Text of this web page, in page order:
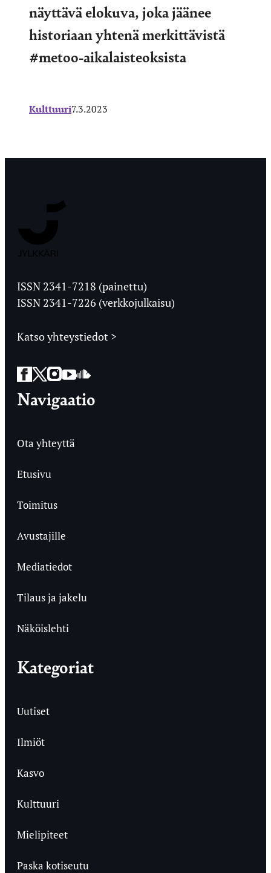
näyttävä elokuva, joka jäänee
historiaan yhtenä merkittävistä
#metoo-aikalaisteoksista
Kulttuuri7.3.2023
Ylioppilaslehti
ISSN 2341-7218 (painettu)
ISSN 2341-7226 (verkkojulkaisu)
Katso yhteystiedot >
Facebook
Twitter
Instagram
YouTube
SoundCloud
Navigaatio
Ota yhteyttä
Etusivu
Toimitus
Avustajille
Mediatiedot
Tilaus ja jakelu
Näköislehti
Kategoriat
Uutiset
Ilmiöt
Kasvo
Kulttuuri
Mielipiteet
Paska kotiseutu